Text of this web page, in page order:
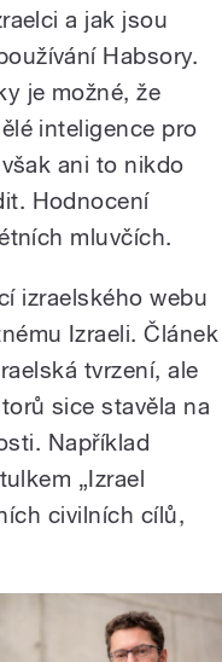
a jak jsou
Habsory.
je možné, že
inteligence pro
ani to nikdo
Hodnocení
mluvčích.
izraelského webu
Izraeli. Článek
tvrzení, ale
sice stavěla na
Například
„Izrael
civilních cílů,